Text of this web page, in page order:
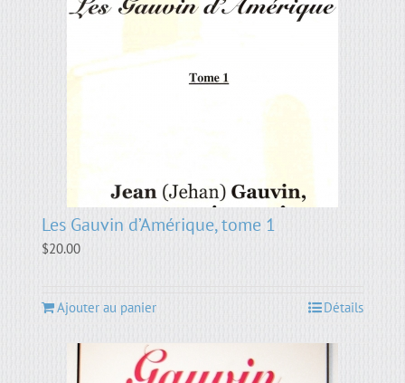
Les Gauvin d’Amérique, tome 1
$20.00
Ajouter au panier Détails